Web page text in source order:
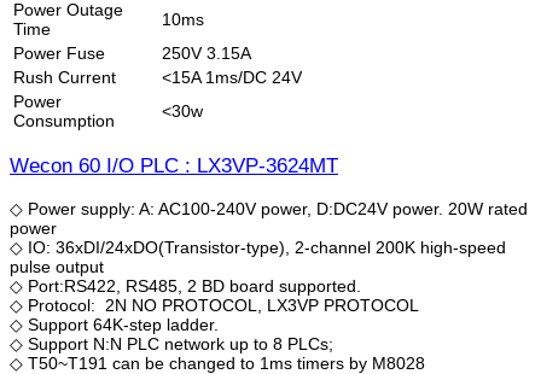
Power Outage
Time
10ms
Power Fuse
250V 3.15A
Rush Current
<15A 1ms/DC 24V
Power
Consumption
<30w
Wecon 60 I/O PLC : LX3VP-3624MT
◇ Power supply: A: AC100-240V power, D:DC24V power. 20W rated
power
◇ IO: 36xDI/24xDO(Transistor-type), 2-channel 200K high-speed
pulse output
◇ Port:RS422, RS485, 2 BD board supported.
◇ Protocol: 2N NO PROTOCOL, LX3VP PROTOCOL
◇ Support 64K-step ladder.
◇ Support N:N PLC network up to 8 PLCs;
◇ T50~T191 can be changed to 1ms timers by M8028